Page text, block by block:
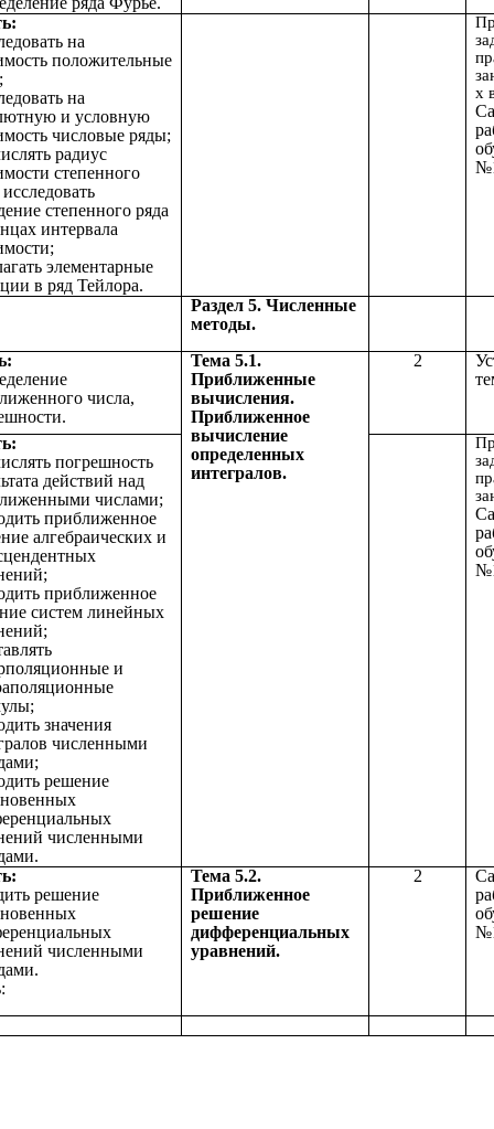
на
положительные
на
и условную
числовые ряды;
радиус
степенного
степенного ряда
интервала
элементарные
в ряд Тейлора.
х
Раздел 5. Численные
методы.
числа,
Тема 5.1.
Приближенные
вычисления.
Приближенное
вычисление
определенных
интегралов.
2
погрешность
действий над
числами;
приближенное
алгебраических и
приближенное
систем линейных
и
значения
численными
решение
численными
решение
численными
Тема 5.2.
Приближенное
решение
дифференциальных
уравнений.
2